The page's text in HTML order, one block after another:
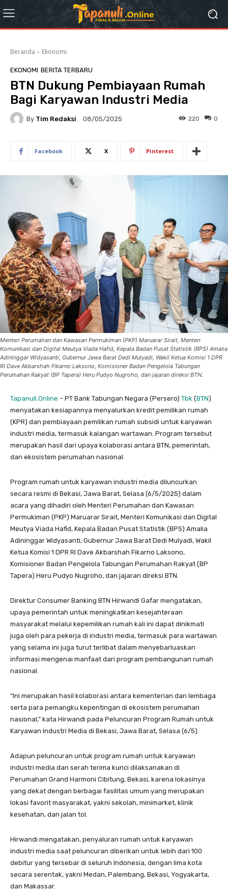
Beranda Ekonomi
EKONOMI BERITA TERBARU
BTN Dukung Pembiayaan Rumah
Bagi Karyawan Industri Media
By Tim Redaksi 08/05/2025 0
220
Facebook X Pinterest
Menteri Perumahan dan Kawasan Permukiman (PKP) Maruarar Sirait, Menteri
Komunikasi dan Digital Meutya Viada Hafid, Kepala Badan Pusat Statistik (BPS) Amalia
Adininggar Widyasanti, Gubernur Jawa Barat Dedi Mulyadi, Wakil Ketua Komisi 1 DPR
RI Dave Akbarshah Fikarno Laksono, Komisioner Badan Pengelola Tabungan
Perumahan Rakyat (BP Tapera) Heru Pudyo Nugroho, dan jajaran direksi BTN.
Tapanuli.Online – PT Bank Tabungan Negara (Persero) Tbk (BTN)
menyatakan kesiapannya menyalurkan kredit pemilikan rumah
(KPR) dan pembiayaan pemilikan rumah subsidi untuk karyawan
industri media, termasuk kalangan wartawan. Program tersebut
merupakan hasil dari upaya kolaborasi antara BTN, pemerintah,
dan ekosistem perumahan nasional.
Program rumah untuk karyawan industri media diluncurkan
secara resmi di Bekasi, Jawa Barat, Selasa (6/5/2025) dalam
acara yang dihadiri oleh Menteri Perumahan dan Kawasan
Permukiman (PKP) Maruarar Sirait, Menteri Komunikasi dan Digital
Meutya Viada Hafid, Kepala Badan Pusat Statistik (BPS) Amalia
Adininggar Widyasanti, Gubernur Jawa Barat Dedi Mulyadi, Wakil
Ketua Komisi 1 DPR RI Dave Akbarshah Fikarno Laksono,
Komisioner Badan Pengelola Tabungan Perumahan Rakyat (BP
Tapera) Heru Pudyo Nugroho, dan jajaran direksi BTN.
Direktur Consumer Banking BTN Hirwandi Gafar mengatakan,
upaya pemerintah untuk meningkatkan kesejahteraan
masyarakat melalui kepemilikan rumah kali ini dapat dinikmati
juga oleh para pekerja di industri media, termasuk para wartawan
yang selama ini juga turut terlibat dalam menyebarluaskan
informasi mengenai manfaat dari program pembangunan rumah
nasional.
“Ini merupakan hasil kolaborasi antara kementerian dan lembaga
serta para pemangku kepentingan di ekosistem perumahan
nasional,” kata Hirwandi pada Peluncuran Program Rumah untuk
Karyawan Industri Media di Bekasi, Jawa Barat, Selasa (6/5).
Adapun peluncuran untuk program rumah untuk karyawan
industri media dan serah terima kunci dilaksanakan di
Perumahan Grand Harmoni Cibitung, Bekasi, karena lokasinya
yang dekat dengan berbagai fasilitas umum yang merupakan
lokasi favorit masyarakat, yakni sekolah, minimarket, klinik
kesehatan, dan jalan tol.
Hirwandi mengatakan, penyaluran rumah untuk karyawan
industri media saat peluncuran diberikan untuk lebih dari 100
debitur yang tersebar di seluruh Indonesia, dengan lima kota
secara serentak, yakni Medan, Palembang, Bekasi, Yogyakarta,
dan Makassar.